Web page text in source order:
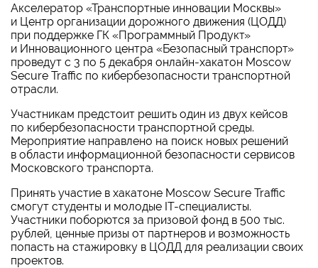
Акселератор «Транспортные инновации Москвы»
и Центр организации дорожного движения (ЦОДД)
при поддержке ГК «Программный Продукт»
и Инновационного центра «Безопасный транспорт»
проведут с 3 по 5 декабря онлайн-хакатон Moscow
Secure Traffic по кибербезопасности транспортной
отрасли.
Участникам предстоит решить один из двух кейсов
по кибербезопасности транспортной среды.
Мероприятие направлено на поиск новых решений
в области информационной безопасности сервисов
Московского транспорта.
Принять участие в хакатоне Moscow Secure Traffic
смогут студенты и молодые IT-специалисты.
Участники поборются за призовой фонд в 500 тыс.
рублей, ценные призы от партнеров и возможность
попасть на стажировку в ЦОДД для реализации своих
проектов.